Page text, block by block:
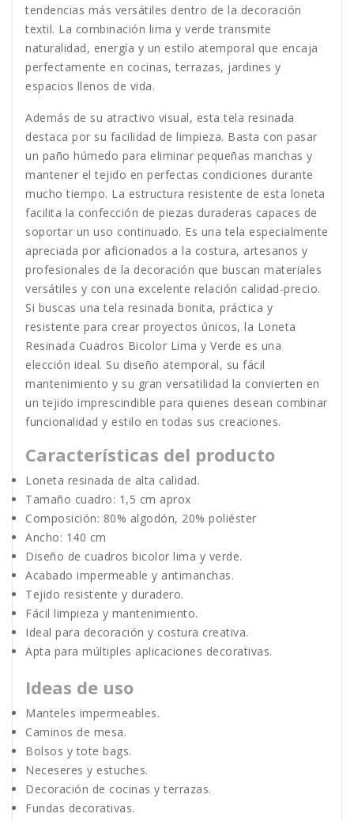
tendencias más versátiles dentro de la decoración
textil. La combinación lima y verde transmite
naturalidad, energía y un estilo atemporal que encaja
perfectamente en cocinas, terrazas, jardines y
espacios llenos de vida.
Además de su atractivo visual, esta tela resinada
destaca por su facilidad de limpieza. Basta con pasar
un paño húmedo para eliminar pequeñas manchas y
mantener el tejido en perfectas condiciones durante
mucho tiempo. La estructura resistente de esta loneta
facilita la confección de piezas duraderas capaces de
soportar un uso continuado. Es una tela especialmente
apreciada por aficionados a la costura, artesanos y
profesionales de la decoración que buscan materiales
versátiles y con una excelente relación calidad-precio.
Si buscas una tela resinada bonita, práctica y
resistente para crear proyectos únicos, la Loneta
Resinada Cuadros Bicolor Lima y Verde es una
elección ideal. Su diseño atemporal, su fácil
mantenimiento y su gran versatilidad la convierten en
un tejido imprescindible para quienes desean combinar
funcionalidad y estilo en todas sus creaciones.
Características del producto
Loneta resinada de alta calidad.
Tamaño cuadro: 1,5 cm aprox
Composición: 80% algodón, 20% poliéster
Ancho: 140 cm
Diseño de cuadros bicolor lima y verde.
Acabado impermeable y antimanchas.
Tejido resistente y duradero.
Fácil limpieza y mantenimiento.
Ideal para decoración y costura creativa.
Apta para múltiples aplicaciones decorativas.
Ideas de uso
Manteles impermeables.
Caminos de mesa.
Bolsos y tote bags.
Neceseres y estuches.
Decoración de cocinas y terrazas.
Fundas decorativas.